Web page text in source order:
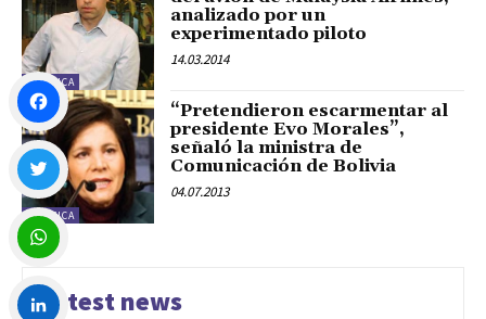
POLÍTICA
analizado por un
experimentado piloto
14.03.2014
POLÍTICA
“Pretendieron escarmentar al
presidente Evo Morales”,
señaló la ministra de
Comunicación de Bolivia
04.07.2013
Latest news
Facebook
Twitter
WhatsApp